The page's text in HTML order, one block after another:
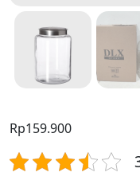
Rp159.900